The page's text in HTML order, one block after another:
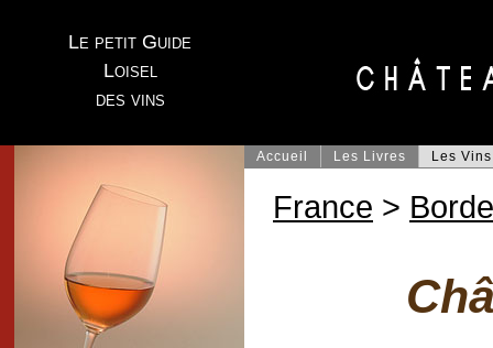
Le petit Guide
Loisel
des vins
Accueil Les Livres Les Vins
France >